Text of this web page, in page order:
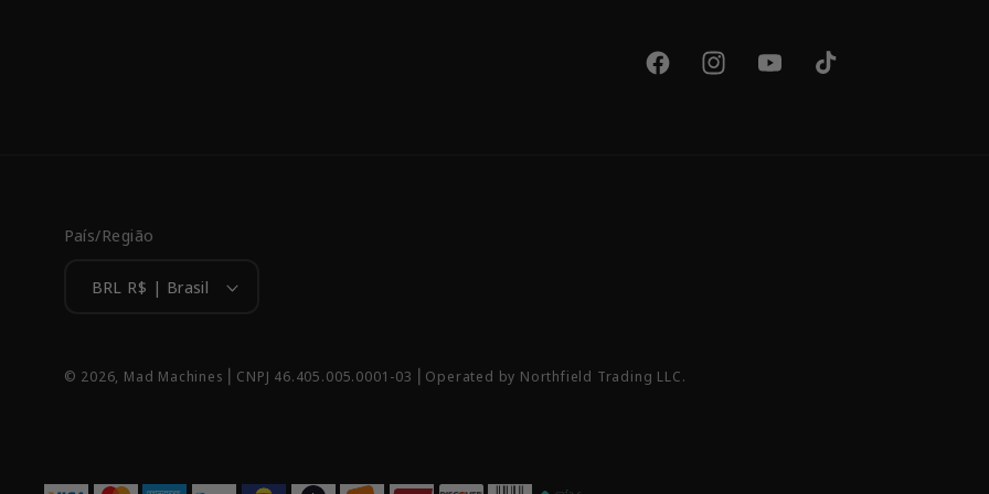
FacebookInstagramYouTubeTikTok
País/Região
BRL R$ | Brasil
© 2026, Mad Machines ⎢CNPJ 46.405.005.0001-03 ⎢Operated by Northfield Trading LLC.